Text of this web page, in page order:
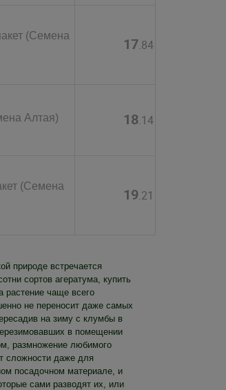
(Семена
17.84
Алтая) 18.14
(Семена
19.21
природе встречается
сортов агератума, купить
растение чаще всего
не переносит даже самых
на зиму с клумбы в
в помещении
размножение любимого
сложности даже для
посадочном материале, и
сами разводят их, или